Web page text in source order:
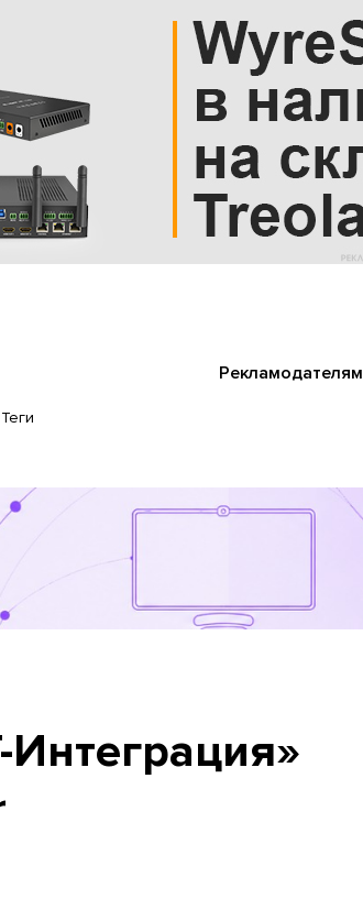
Рекламодателям
Теги